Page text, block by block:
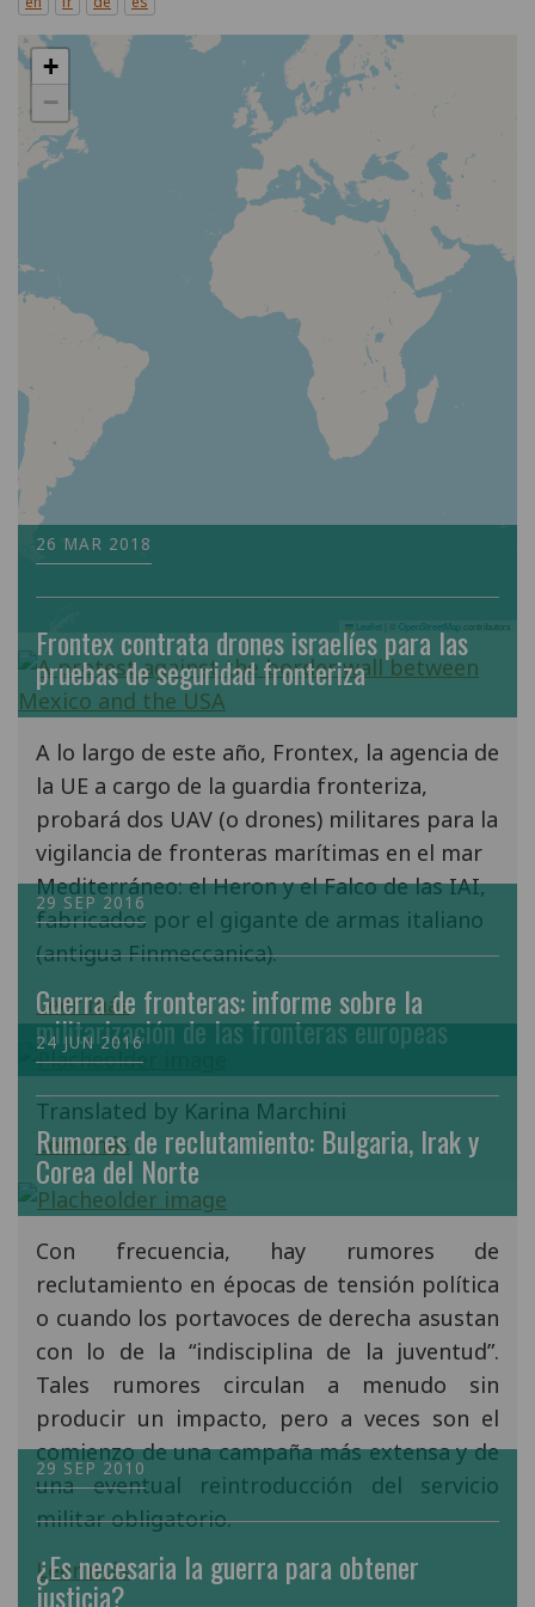
+
−
Leaflet OpenStreetMap contributors
26 MAR 2018
Frontex contrata drones israelíes para las
pruebas de seguridad fronteriza
A lo largo de este año, Frontex, la agencia de
la UE a cargo de la guardia fronteriza,
probará dos UAV (o drones) militares para la
vigilancia de fronteras marítimas en el mar
Mediterráneo: el Heron y el Falco de las IAI,
fabricados por el gigante de armas italiano
(antigua Finmeccanica).
Leer más
29 SEP 2016
Guerra de fronteras: informe sobre la
militarización de las fronteras europeas
Translated by Karina Marchini
Leer más
24 JUN 2016
Rumores de reclutamiento: Bulgaria, Irak y
Corea del Norte
Con frecuencia, hay rumores de
reclutamiento en épocas de tensión política
o cuando los portavoces de derecha asustan
con lo de la “indisciplina de la juventud”.
Tales rumores circulan a menudo sin
producir un impacto, pero a veces son el
comienzo de una campaña más extensa y de
una eventual reintroducción del servicio
militar obligatorio.
Leer más
29 SEP 2010
¿Es necesaria la guerra para obtener
justicia?